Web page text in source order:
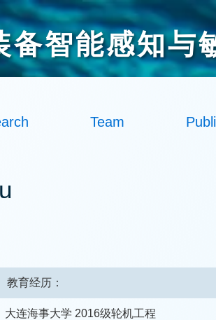
备智能感知与
Team
教育经历：
大连海事大学 2016级轮机工程